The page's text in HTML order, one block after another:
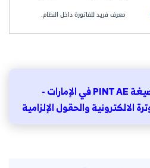
معرف فريد للفاتورة داخل النظام.
ما هي صيغة PINT AE في الإمارات -
الالكترونية والحقول الإلزامية